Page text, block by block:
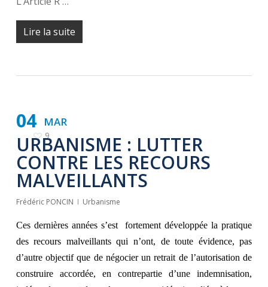
Lire la suite
MAR
04
9
URBANISME : LUTTER
CONTRE LES RECOURS
MALVEILLANTS
Frédéric PONCIN Urbanisme
Ces dernières années s’est fortement développée la pratique
des recours malveillants qui n’ont, de toute évidence, pas
d’autre objectif que de négocier un retrait de l’autorisation de
construire accordée, en contrepartie d’une indemnisation,